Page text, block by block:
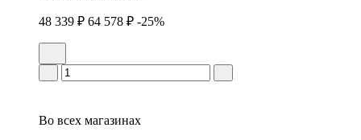
48 339 ₽ 64 578 ₽ -25%
Во всех магазинах